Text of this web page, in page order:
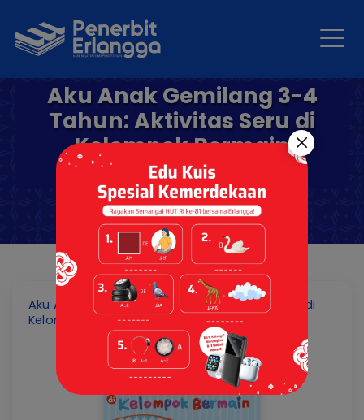
Aku Anak Gemilang 3-4
Tahun: Aktivitas Seru di
Kelompok Bermain
Semester 1
Aku Anak Gemilang 3-4 Tahun: Aktivitas Seru di
Kelompok Bermain Semester 1